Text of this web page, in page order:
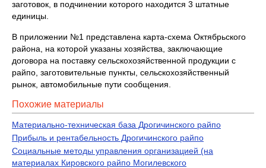
заготовок, в подчинении которого находится 3 штатные
единицы.
В приложении №1 представлена карта-схема Октябрьского
района, на которой указаны хозяйства, заключающие
договора на поставку сельскохозяйственной продукции с
райпо, заготовительные пункты, сельскохозяйственный
рынок, автомобильные пути сообщения.
Похожие материалы
Материально-техническая база Дрогичинского райпо
Прибыль и рентабельность Дрогичинского райпо
Социальные методы управления организацией (на
материалах Кировского райпо Могилевского